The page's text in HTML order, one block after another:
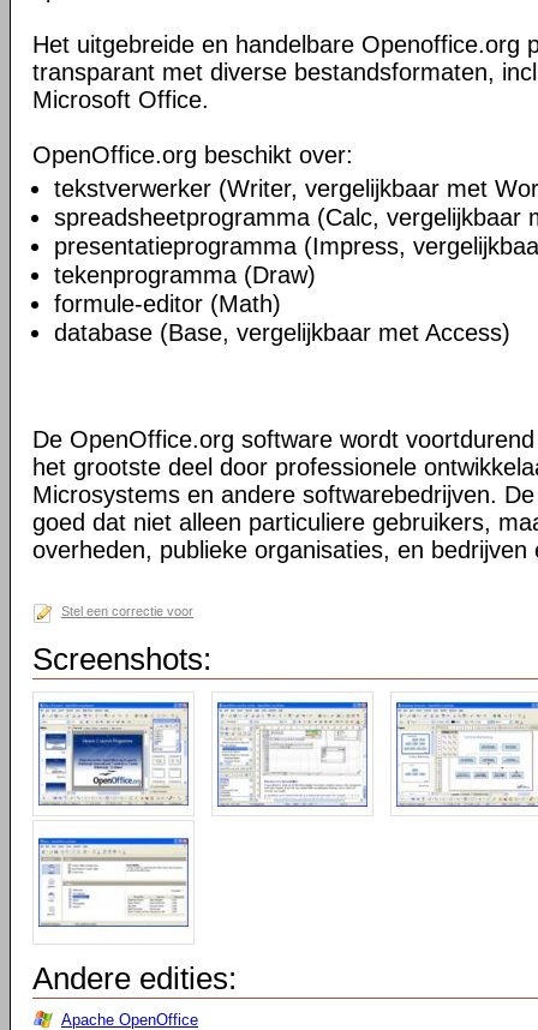
Het uitgebreide en handelbare Openoffice.org
transparant met diverse bestandsformaten,
Microsoft Office.
OpenOffice.org beschikt over:
tekstverwerker (Writer, vergelijkbaar met
spreadsheetprogramma (Calc, vergelijkbaar
presentatieprogramma (Impress,
tekenprogramma (Draw)
formule-editor (Math)
database (Base, vergelijkbaar met Access)
De OpenOffice.org software wordt
het grootste deel door professionele
Microsystems en andere softwarebedrijven.
goed dat niet alleen particuliere gebruikers,
overheden, publieke organisaties, en
Stel een correctie voor
Screenshots:
Andere edities:
Apache OpenOffice